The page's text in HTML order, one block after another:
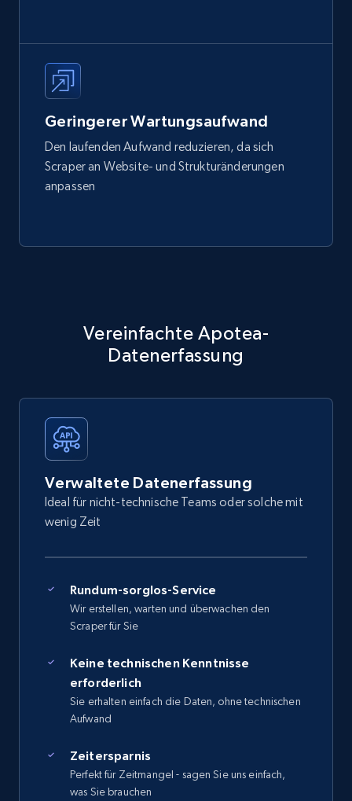
Geringerer Wartungsaufwand
Den laufenden Aufwand reduzieren, da sich
Scraper an Website- und Strukturänderungen
anpassen
Vereinfachte Apotea-
Datenerfassung
Verwaltete Datenerfassung
Ideal für nicht-technische Teams oder solche mit
wenig Zeit
Rundum-sorglos-Service
Wir erstellen, warten und überwachen den
Scraper für Sie
Keine technischen Kenntnisse
erforderlich
Sie erhalten einfach die Daten, ohne technischen
Aufwand
Zeitersparnis
Perfekt für Zeitmangel - sagen Sie uns einfach,
was Sie brauchen